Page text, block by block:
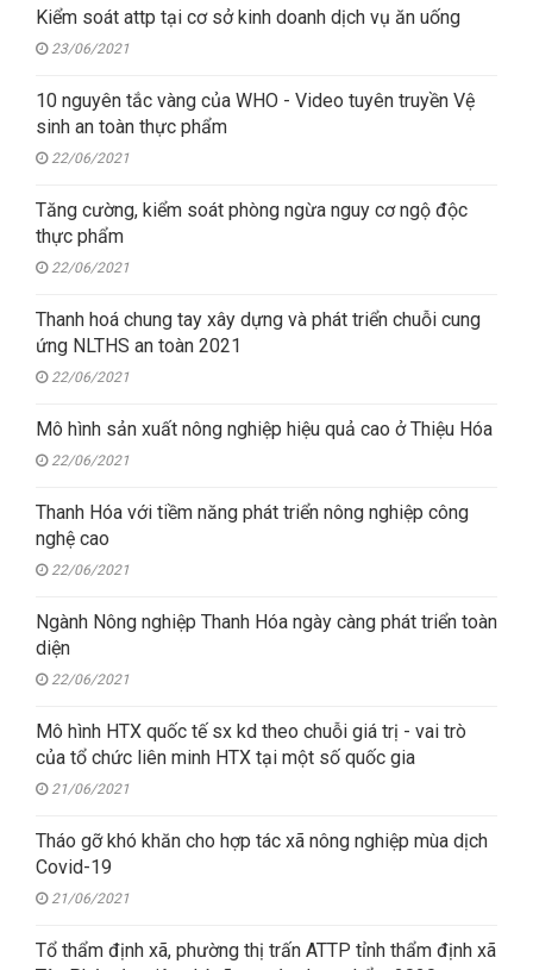
Kiểm soát attp tại cơ sở kinh doanh dịch vụ ăn uống
23/06/2021
10 nguyên tắc vàng của WHO - Video tuyên truyền Vệ
sinh an toàn thực phẩm
22/06/2021
Tăng cường, kiểm soát phòng ngừa nguy cơ ngộ độc
thực phẩm
22/06/2021
Thanh hoá chung tay xây dựng và phát triển chuỗi cung
ứng NLTHS an toàn 2021
22/06/2021
Mô hình sản xuất nông nghiệp hiệu quả cao ở Thiệu Hóa
22/06/2021
Thanh Hóa với tiềm năng phát triển nông nghiệp công
nghệ cao
22/06/2021
Ngành Nông nghiệp Thanh Hóa ngày càng phát triển toàn
diện
22/06/2021
Mô hình HTX quốc tế sx kd theo chuỗi giá trị - vai trò
của tổ chức liên minh HTX tại một số quốc gia
21/06/2021
Tháo gỡ khó khăn cho hợp tác xã nông nghiệp mùa dịch
Covid-19
21/06/2021
Tổ thẩm định xã, phường thị trấn ATTP tỉnh thẩm định xã